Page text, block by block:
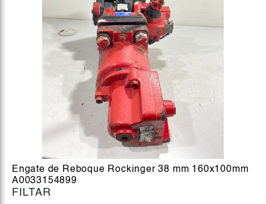
FILTAR
Engate de Reboque Rockinger 38 mm 160x100mm
A0033154899